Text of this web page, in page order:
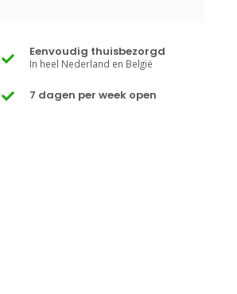
Eenvoudig thuisbezorgd
In heel Nederland en België
7 dagen per week open